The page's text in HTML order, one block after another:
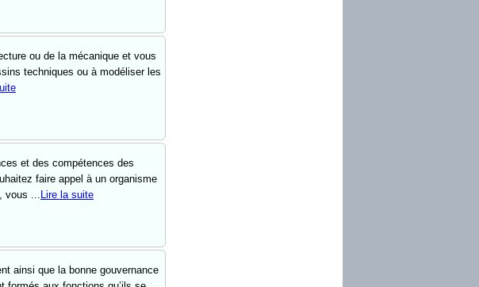
ou de la mécanique et vous
techniques ou à modéliser les
et des compétences des
faire appel à un organisme
vous ... Lire la suite
ainsi que la bonne gouvernance